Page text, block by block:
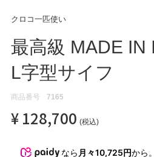
ディース
ランド
OUTLET
クロコ一匹使い
最高級 MADE IN
L字型サイフ
商品番号 7165
¥ 128,700 税込
なら 月々10,725円から